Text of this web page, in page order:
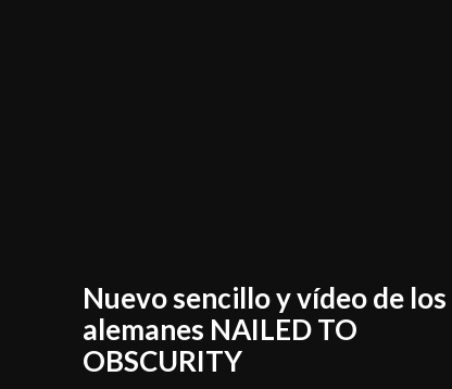
Nuevo sencillo y vídeo de los
alemanes NAILED TO
OBSCURITY